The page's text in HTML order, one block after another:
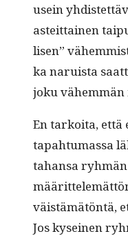
usein
asteit­tainen
lisen”
ka naruista
joku
En tarkoi­ta, että
tapah­tu­mas­sa
tahansa
väistämätön­tä,
Jos kyseinen